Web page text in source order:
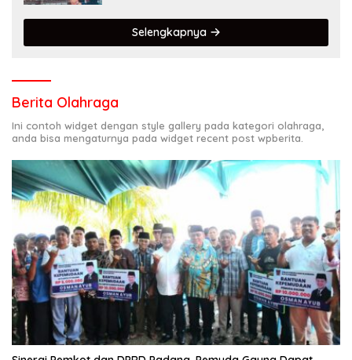
Selengkapnya
Berita Olahraga
Ini contoh widget dengan style gallery pada kategori olahraga,
anda bisa mengaturnya pada widget recent post wpberita.